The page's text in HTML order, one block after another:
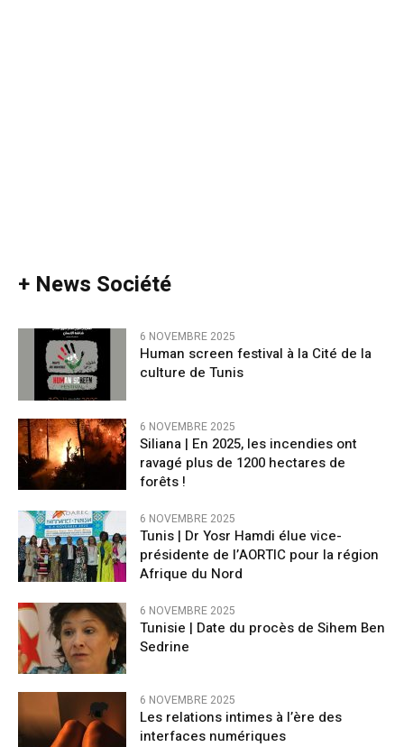
+ News Société
6 NOVEMBRE 2025
Human screen festival à la Cité de la
culture de Tunis
6 NOVEMBRE 2025
Siliana | En 2025, les incendies ont
ravagé plus de 1200 hectares de
forêts !
6 NOVEMBRE 2025
Tunis | Dr Yosr Hamdi élue vice-
présidente de l’AORTIC pour la région
Afrique du Nord
6 NOVEMBRE 2025
Tunisie | Date du procès de Sihem Ben
Sedrine
6 NOVEMBRE 2025
Les relations intimes à l’ère des
interfaces numériques